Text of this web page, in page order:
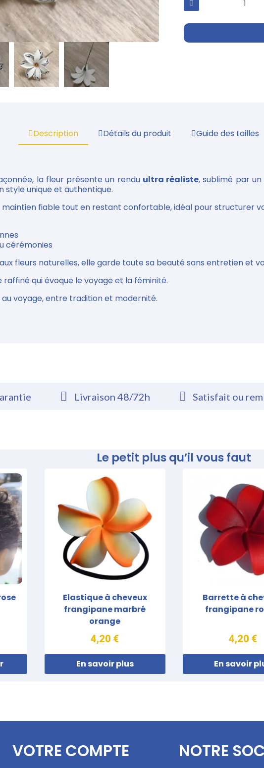
Description Détails du produit Guide des tailles
la fleur présente un rendu ultra réaliste, sublimé par un
style unique et authentique.
maintien fiable tout en restant confortable, idéal pour structurer
cérémonies
fleurs naturelles, elle garde toute sa beauté sans entretien et
raffiné qui évoque le voyage et la féminité.
au voyage, entre tradition et modernité.
Livraison 48/72h Satisfait ou
Le petit plus qu’il vous faut
Elastique à cheveux
frangipane marbré
orange
4,20 €
En savoir plus
Barrette à
frangipane
4,20 €
En savoir
VOTRE COMPTE NOTRE